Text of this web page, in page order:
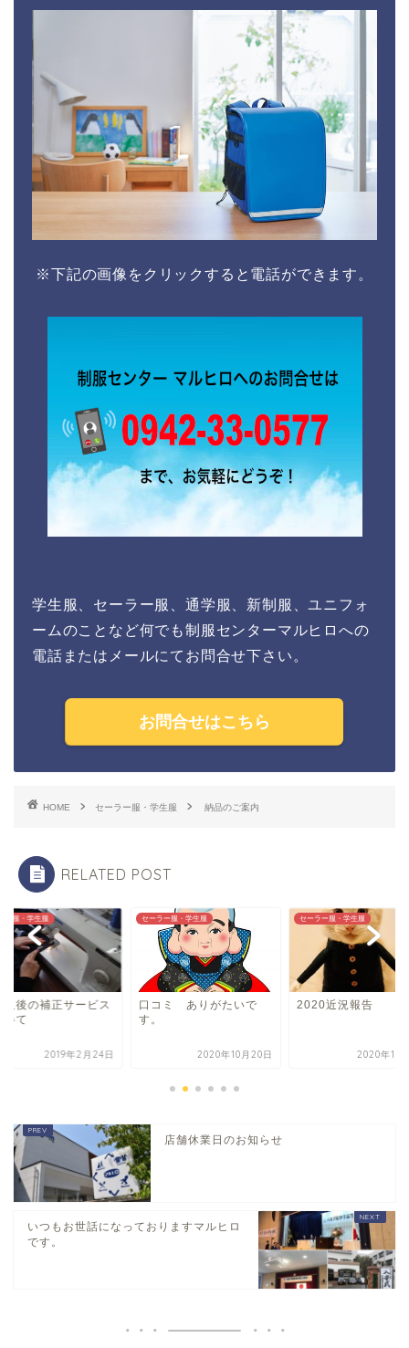
※下記の画像をクリックすると電話ができます。
学生服、セーラー服、通学服、新制服、ユニフォ
ームのことなど何でも制服センターマルヒロへの
電話またはメールにてお問合せ下さい。
お問合せはこちら
HOME セーラー服・学生服 納品のご案内
RELATED POST
ー服・学生服
入後の補正サービス
いて
2019年2月24日
セーラー服・学生服
口コミ ありがたいで
す。
2020年10月20日
セーラー服・学生服
2020近況報告
2020年10
店舗休業日のお知らせ
いつもお世話になっておりますマルヒロ
です。